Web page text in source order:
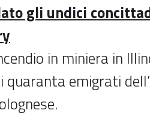
gli undici
in miniera in
emigrati